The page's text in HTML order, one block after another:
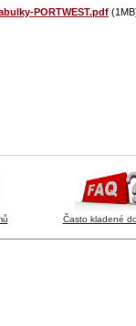
PORTWEST.pdf
Často kladené